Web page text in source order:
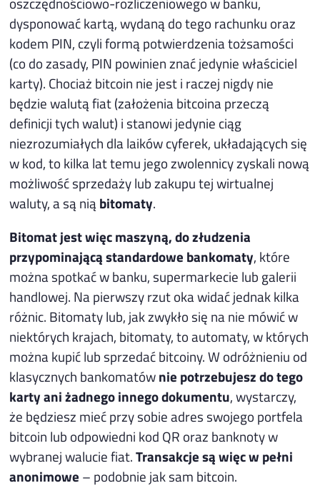
dysponować kartą, wydaną do tego rachunku oraz
kodem PIN, czyli formą potwierdzenia tożsamości
(co do zasady, PIN powinien znać jedynie właściciel
karty). Chociaż bitcoin nie jest i raczej nigdy nie
będzie walutą fiat (założenia bitcoina przeczą
definicji tych walut) i stanowi jedynie ciąg
niezrozumiałych dla laików cyferek, układających się
w kod, to kilka lat temu jego zwolennicy zyskali nową
możliwość sprzedaży lub zakupu tej wirtualnej
waluty, a są niąbitomaty.
Bitomat jest więc maszyną, do złudzenia
przypominającą standardowe bankomaty, które
można spotkać w banku, supermarkecie lub galerii
handlowej. Na pierwszy rzut oka widać jednak kilka
różnic. Bitomaty lub, jak zwykło się na nie mówić w
niektórych krajach, bitomaty, to automaty, w których
można kupić lub sprzedać bitcoiny. W odróżnieniu od
klasycznych bankomatównie potrzebujesz do tego
karty ani żadnego innego dokumentu, wystarczy,
że będziesz mieć przy sobie adres swojego portfela
bitcoin lub odpowiedni kod QR oraz banknoty w
wybranej walucie fiat.Transakcje są więc w pełni
anonimowe – podobnie jak sam bitcoin.